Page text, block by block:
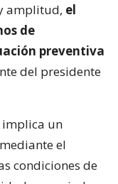
amplitud, el
de
preventiva
del presidente
implica un
el
condiciones de